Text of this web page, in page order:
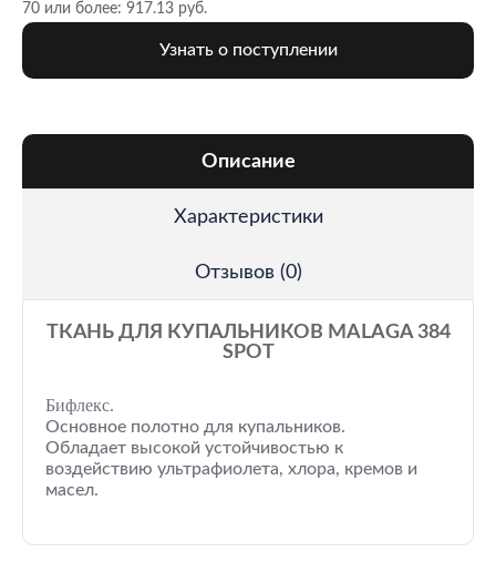
70 или более: 917.13 руб.
Узнать о поступлении
Описание
Характеристики
Отзывов (0)
ТКАНЬ ДЛЯ КУПАЛЬНИКОВ MALAGA 384
SPOT
Бифлекс.
Основное полотно для купальников.
Обладает высокой устойчивостью к
воздействию ультрафиолета, хлора, кремов и
масел.